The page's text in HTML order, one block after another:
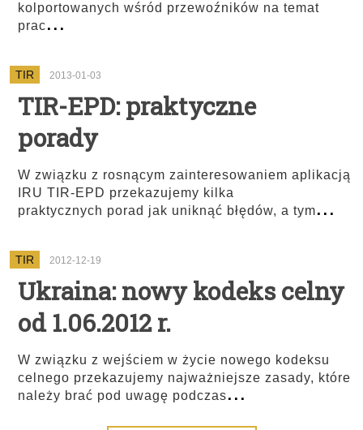
kolportowanych wśród przewoźników na temat
prac...
TIR 2013-01-03
TIR-EPD: praktyczne
porady
W związku z rosnącym zainteresowaniem aplikacją
IRU TIR-EPD przekazujemy kilka
praktycznych porad jak uniknąć błędów, a tym...
TIR 2012-12-19
Ukraina: nowy kodeks celny
od 1.06.2012 r.
W związku z wejściem w życie nowego kodeksu
celnego przekazujemy najważniejsze zasady, które
należy brać pod uwagę podczas...